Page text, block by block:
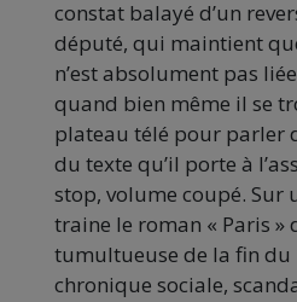
constat balayé d’un
député, qui maintient
n’est absolument pas
quand bien même il se
plateau télé pour parler
du texte qu’il porte à
stop, volume coupé. Sur
traine le roman « Paris »
tumultueuse de la fin du
chronique sociale,